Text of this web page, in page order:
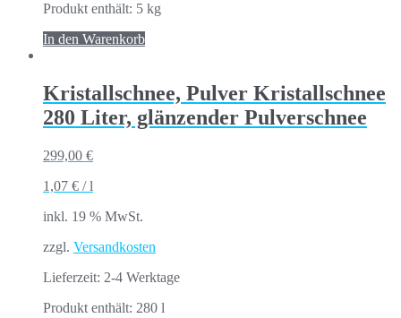
Produkt enthält: 5 kg
In den Warenkorb
Kristallschnee, Pulver Kristallschnee
280 Liter, glänzender Pulverschnee
299,00 €
1,07 € /l
inkl. 19 % MwSt.
zzgl. Versandkosten
Lieferzeit: 2-4 Werktage
Produkt enthält: 280 l